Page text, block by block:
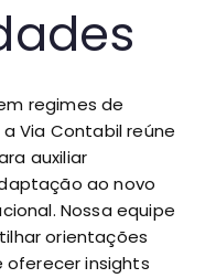
regimes de
Via Contabil reúne
auxiliar
ao novo
Nossa equipe
orientações
oferecer insights